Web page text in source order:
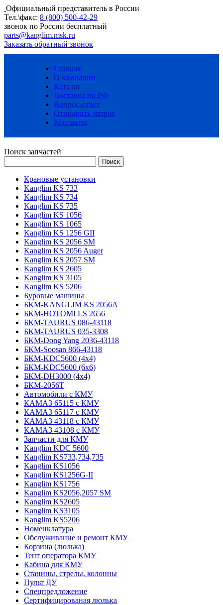
Официальный представитель в России
Тел.\факс: 8 (800) 500-42-29
звонок по России бесплатный
parts@kanglim.msk.ru
Заказать обратный звонок
Главная
О компании
Каталог
Доставка по РФ
Вопрос-ответ
Отправить запрос
Контакты
Поиск запчастей
Крановые установки
Kanglim KS 733
Kanglim KS 734
Kanglim KS 735
Kanglim KS 1056
Kanglim KS 1065
Kanglim KS 1256 GII
Kanglim KS 2056 SM
Kanglim KS 2056 Auger
Kanglim KS 2057 SM
Kanglim KS 2605
Kanglim KS 3105
Kanglim KS 5206
Буровые машины
БКМ-KANGLIM KS 2056A
БКМ-HOTOMI LS 2656
БКМ-TAURUS 086-43118
БКМ-TAURUS 035-3308
БКМ-Dong Yang 2036-43118
БКМ-Soosan 866-43118
БКМ-KDC5600 (4x4)
БКМ-KDC5600 (6x6)
БКМ-DH3000 (4x4)
БКМ-2056Т
Автомобили с КМУ
КАМАЗ 65115 с КМУ
КАМАЗ 65117 с КМУ
КАМАЗ 43118 с КМУ
КАМАЗ 43108 с КМУ
Запчасти для КМУ
Kanglim KDC 5600
Kanglim KS733,734,735
Kanglim KS1056
Kanglim KS1256G-II
Kanglim KS1756
Kanglim KS2056,2057 SM
Kanglim KS2605
Kanglim KS3105
Kanglim KS5206
Номенклатура
Обслуживание и ремонт КМУ
Корзина (люлька)
Тент оператора КМУ
Кабина для КМУ
Станины, стрелы, колонны
Пульт ДУ
Спецпредложение
Сертифицированая люлька